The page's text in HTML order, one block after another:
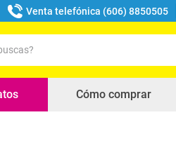
Venta telefónica (606) 8850505
Cómo comprar
buscados